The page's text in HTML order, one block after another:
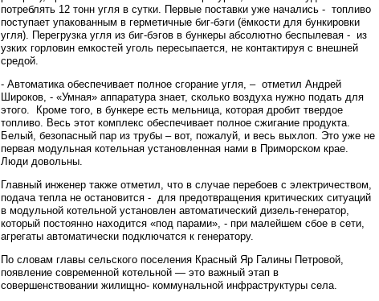
потреблять 12 тонн угля в сутки. Первые поставки уже начались - топливо
поступает упакованным в герметичные биг-бэги (ёмкости для бункировки
угля). Перегрузка угля из биг-бэгов в бункеры абсолютно беспылевая - из
узких горловин емкостей уголь пересыпается, не контактируя с внешней
средой.
- Автоматика обеспечивает полное сгорание угля, – отметил Андрей
Широков, - «Умная» аппаратура знает, сколько воздуха нужно подать для
этого. Кроме того, в бункере есть мельница, которая дробит твердое
топливо. Весь этот комплекс обеспечивает полное сжигание продукта.
Белый, безопасный пар из трубы – вот, пожалуй, и весь выхлоп. Это уже не
первая модульная котельная установленная нами в Приморском крае.
Люди довольны.
Главный инженер также отметил, что в случае перебоев с электричеством,
подача тепла не остановится - для предотвращения критических ситуаций
в модульной котельной установлен автоматический дизель-генератор,
который постоянно находится «под парами», - при малейшем сбое в сети,
агрегаты автоматически подключатся к генератору.
По словам главы сельского поселения Красный Яр Галины Петровой,
появление современной котельной — это важный этап в
совершенствовании жилищно- коммунальной инфраструктуры села.